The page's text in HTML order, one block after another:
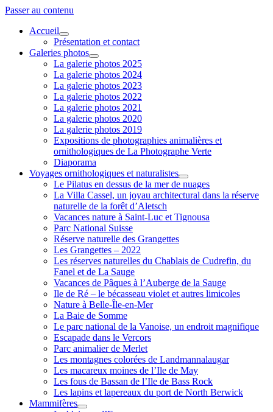
Passer au contenu
Accueil
ouvrir
menu
Présentation et contact
Galeries photos
ouvrir
menu
La galerie photos 2025
La galerie photos 2024
La galerie photos 2023
La galerie photos 2022
La galerie photos 2021
La galerie photos 2020
La galerie photos 2019
Expositions de photographies animalières et
ornithologiques de La Photographe Verte
Diaporama
Voyages ornithologiques et naturalistes
ouvrir
menu
Le Pilatus en dessus de la mer de nuages
La Villa Cassel, un joyau architectural dans la réserve
naturelle de la forêt d’Aletsch
Vacances nature à Saint-Luc et Tignousa
Parc National Suisse
Réserve naturelle des Grangettes
Les Grangettes – 2022
Les réserves naturelles du Chablais de Cudrefin, du
Fanel et de La Sauge
Vacances de Pâques à l’Auberge de la Sauge
Ile de Ré – le bécasseau violet et autres limicoles
Nature à Belle-Île-en-Mer
La Baie de Somme
Le parc national de la Vanoise, un endroit magnifique
Escapade dans le Vercors
Parc animalier de Merlet
Les montagnes colorées de Landmannalaugar
Les macareux moines de l’Ile de May
Les fous de Bassan de l’Ile de Bass Rock
Les lapins et lapereaux du port de North Berwick
Mammifères